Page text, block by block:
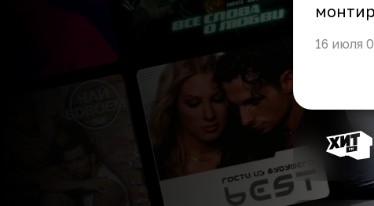
16 июля